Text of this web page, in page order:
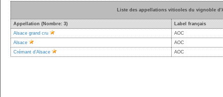
Liste des appellations viticoles du vignoble
Appellation (Nombre: 3)
Label français
Alsace grand cru
AOC
Alsace
AOC
Crémant d’Alsace
AOC